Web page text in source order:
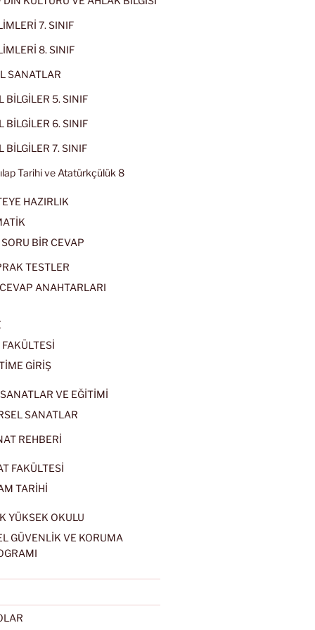
7. SINIF
8. SINIF
SANATLAR
BİLGİLER 5. SINIF
BİLGİLER 6. SINIF
BİLGİLER 7. SINIF
Tarihi ve Atatürkçülük 8
HAZIRLIK
BİR CEVAP
TESTLER
ANAHTARLARI
GİRİŞ
VE EĞİTİMİ
SANATLAR
REHBERİ
FAKÜLTESİ
TARİHİ
YÜKSEK OKULU
GÜVENLİK VE KORUMA